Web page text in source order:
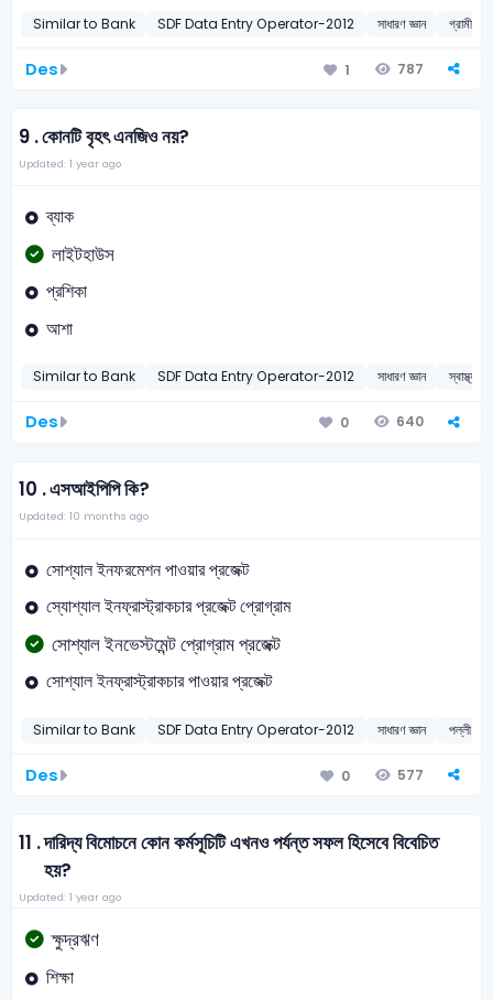
Similar to Bank SDF Data Entry Operator-2012 সাধারণ জ্ঞান গ্রামীণ
Des 1 787
9 .কোনটি বৃহৎ এনজিও নয়?
Updated: 1 year ago
ব্যাক
লাইটহাউস
প্রশিকা
আশা
Similar to Bank SDF Data Entry Operator-2012 সাধারণ জ্ঞান
Des 0 640
10 .এসআইপিপি কি?
Updated: 10 months ago
সোশ্যাল ইনফরমেশন পাওয়ার প্রজেক্ট
স্যোশ্যাল ইনফ্রাস্ট্রাকচার প্রজেক্ট প্রোগ্রাম
সোশ্যাল ইনভেস্টমেন্ট প্রোগ্রাম প্রজেক্ট
সোশ্যাল ইনফ্রাস্ট্রাকচার পাওয়ার প্রজেক্ট
Similar to Bank SDF Data Entry Operator-2012 সাধারণ জ্ঞান পল্লী
Des 0 577
11 .দারিদ্য বিমোচনে কোন কর্মসূচিটি এখনও পর্যন্ত সফল হিসেবে বিবেচিত
হয়?
Updated: 1 year ago
ক্ষুদ্রঋণ
শিক্ষা